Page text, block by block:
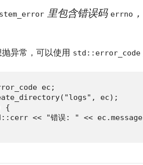
里包含错误码 errno
异常，可以使用 std::error_code
ec;
ec);
{
<< "错误: " <<